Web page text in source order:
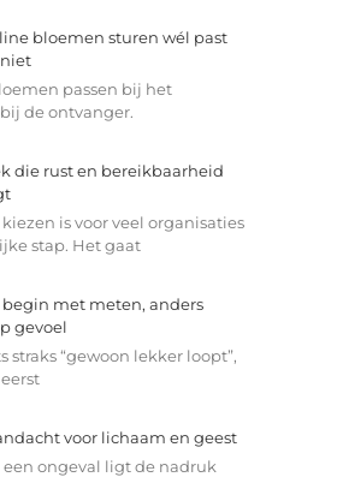
bloemen sturen wél past
passen bij het
de ontvanger.
die rust en bereikbaarheid
is voor veel organisaties
stap. Het gaat
begin met meten, anders
gevoel
straks “gewoon lekker loopt”,
voor lichaam en geest
ongeval ligt de nadruk